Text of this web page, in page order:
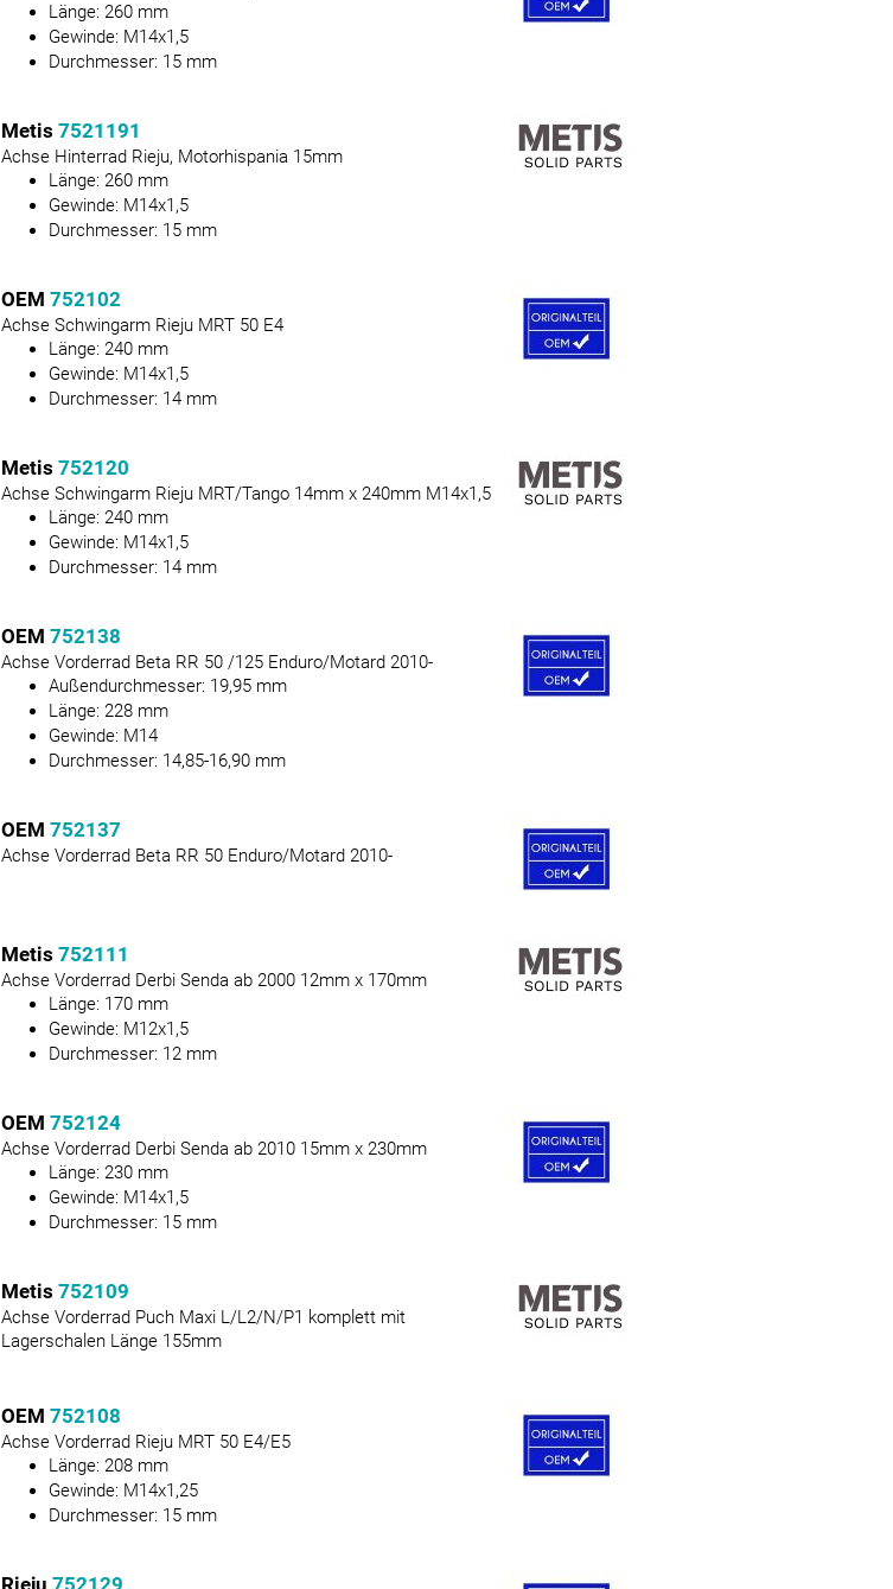
Länge: 260 mm
Gewinde: M14x1,5
Durchmesser: 15 mm
Metis 7521191
Achse Hinterrad Rieju, Motorhispania 15mm
Länge: 260 mm
Gewinde: M14x1,5
Durchmesser: 15 mm
OEM 752102
Achse Schwingarm Rieju MRT 50 E4
Länge: 240 mm
Gewinde: M14x1,5
Durchmesser: 14 mm
Metis 752120
Achse Schwingarm Rieju MRT/Tango 14mm x 240mm M14x1,5
Länge: 240 mm
Gewinde: M14x1,5
Durchmesser: 14 mm
OEM 752138
Achse Vorderrad Beta RR 50 /125 Enduro/Motard 2010-
Außendurchmesser: 19,95 mm
Länge: 228 mm
Gewinde: M14
Durchmesser: 14,85-16,90 mm
OEM 752137
Achse Vorderrad Beta RR 50 Enduro/Motard 2010-
Metis 752111
Achse Vorderrad Derbi Senda ab 2000 12mm x 170mm
Länge: 170 mm
Gewinde: M12x1,5
Durchmesser: 12 mm
OEM 752124
Achse Vorderrad Derbi Senda ab 2010 15mm x 230mm
Länge: 230 mm
Gewinde: M14x1,5
Durchmesser: 15 mm
Metis 752109
Achse Vorderrad Puch Maxi L/L2/N/P1 komplett mit
Lagerschalen Länge 155mm
OEM 752108
Achse Vorderrad Rieju MRT 50 E4/E5
Länge: 208 mm
Gewinde: M14x1,25
Durchmesser: 15 mm
Rieju 752129